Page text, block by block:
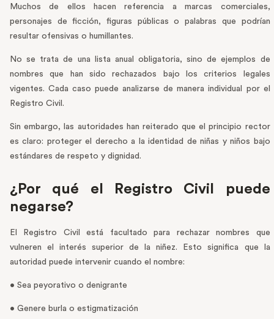
Muchos de ellos hacen referencia a marcas comerciales,
personajes de ficción, figuras públicas o palabras que podrían
resultar ofensivas o humillantes.
No se trata de una lista anual obligatoria, sino de ejemplos de
nombres que han sido rechazados bajo los criterios legales
vigentes. Cada caso puede analizarse de manera individual por el
Registro Civil.
Sin embargo, las autoridades han reiterado que el principio rector
es claro: proteger el derecho a la identidad de niñas y niños bajo
estándares de respeto y dignidad.
¿Por qué el Registro Civil puede
negarse?
El Registro Civil está facultado para rechazar nombres que
vulneren el interés superior de la niñez. Esto significa que la
autoridad puede intervenir cuando el nombre:
• Sea peyorativo o denigrante
• Genere burla o estigmatización